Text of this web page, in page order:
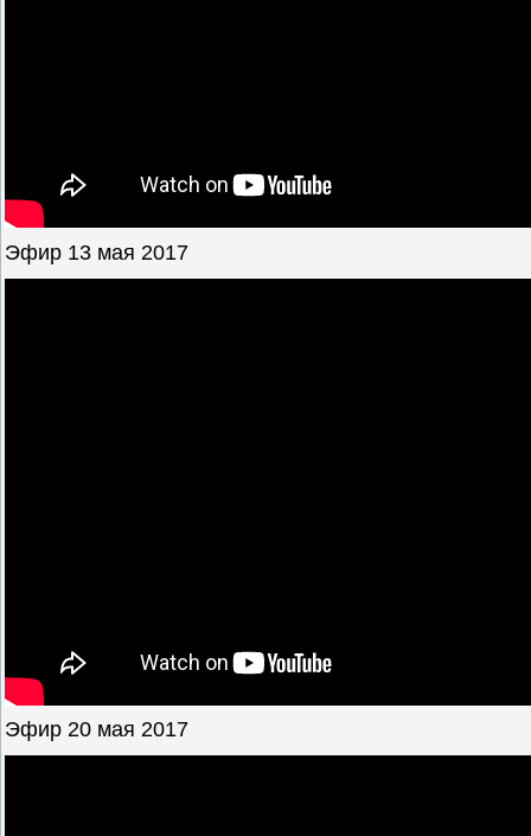
Эфир 13 мая 2017
Эфир 20 мая 2017